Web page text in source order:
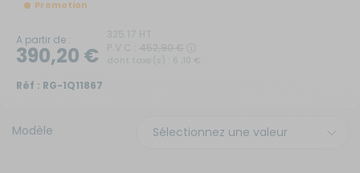
Promotion
A partir de :
390,20 €
Réf : RG-1Q11867
Modèle